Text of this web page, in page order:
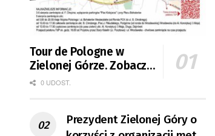
Tour de Pologne w
Zielonej Górze. Zobacz
zmiany w organizacji
0 UDOST.
Prezydent Zielonej Góry o